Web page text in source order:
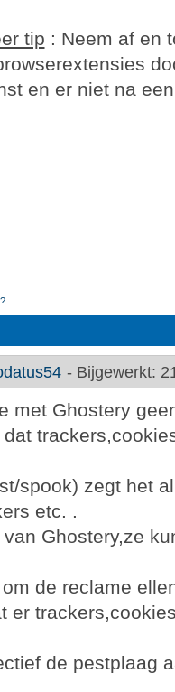
tip : Neem af en
en er niet na
- Bijgewerkt:
met Ghostery
spook) zegt het
etc. .
Ghostery,ze
de reclame
er
de pestplaag